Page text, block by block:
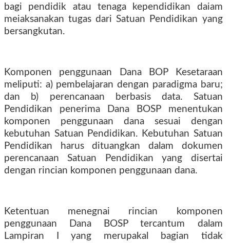
bagi pendidik atau tenaga kependidikan daiam
meiaksanakan tugas dari Satuan Pendidikan yang
bersangkutan.
Komponen penggunaan Dana BOP Kesetaraan
meliputi: a) pembelajaran dengan paradigma baru;
dan b) perencanaan berbasis data. Satuan
Pendidikan penerima Dana BOSP menentukan
komponen penggunaan dana sesuai dengan
kebutuhan Satuan Pendidikan. Kebutuhan Satuan
Pendidikan harus dituangkan dalam dokumen
perencanaan Satuan Pendidikan yang disertai
dengan rincian komponen penggunaan dana.
Ketentuan menegnai rincian komponen
penggunaan Dana BOSP tercantum dalam
Lampiran I yang merupakal bagian tidak